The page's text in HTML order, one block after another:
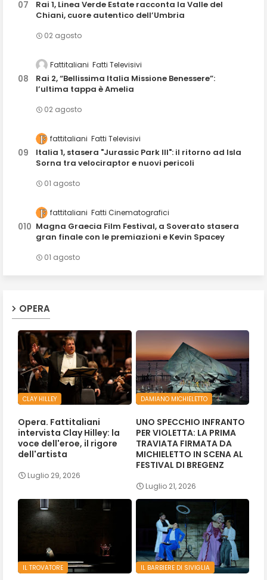
Rai 1, Linea Verde Estate racconta la Valle del
Chiani, cuore autentico dell’Umbria
02 agosto
Fattitaliani Fatti Televisivi
Rai 2, “Bellissima Italia Missione Benessere”:
l’ultima tappa è Amelia
02 agosto
fattitaliani Fatti Televisivi
Italia 1, stasera "Jurassic Park III": il ritorno ad Isla
Sorna tra velociraptor e nuovi pericoli
01 agosto
fattitaliani Fatti Cinematografici
Magna Graecia Film Festival, a Soverato stasera
gran finale con le premiazioni e Kevin Spacey
01 agosto
OPERA
CLAY HILLEY
Opera. Fattitaliani
intervista Clay Hilley: la
voce dell'eroe, il rigore
dell'artista
Luglio 29, 2026
DAMIANO MICHIELETTO
UNO SPECCHIO INFRANTO
PER VIOLETTA: LA PRIMA
TRAVIATA FIRMATA DA
MICHIELETTO IN SCENA AL
FESTIVAL DI BREGENZ
Luglio 21, 2026
IL TROVATORE IL BARBIERE DI SIVIGLIA